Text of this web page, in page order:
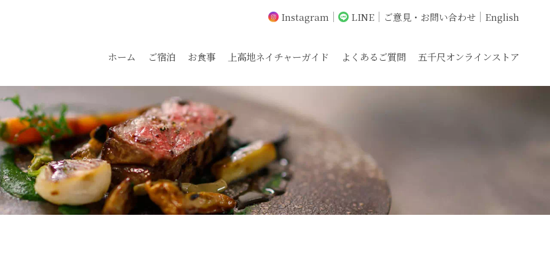
Instagram LINE ご意見・お問い合わせ English
ホーム ご宿泊 お食事 上高地ネイチャーガイド よくあるご質問 五千尺オンラインストア